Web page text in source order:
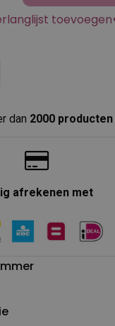
toevoegen
dan 2000 producten
afrekenen met